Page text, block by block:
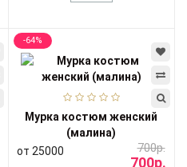
-64%
Мурка костюм женский
(малина)
от 25000
700р.
700р.